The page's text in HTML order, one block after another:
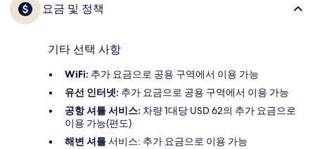
요금 및 정책
기타 선택 사항
WiFi: 추가 요금으로 공용 구역에서 이용 가능
유선 인터넷: 추가 요금으로 공용 구역에서 이용 가능
공항 셔틀 서비스: 차량 1대당 USD 62의 추가 요금으로
이용 가능(편도)
해변 셔틀서비스: 추가 요금으로 이용 가능